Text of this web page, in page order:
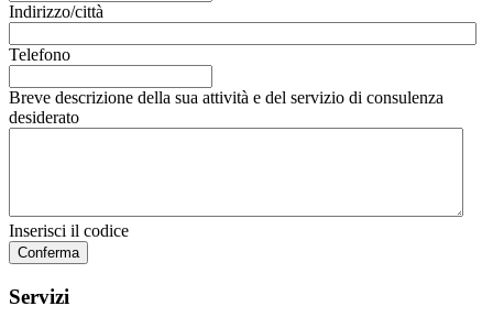
Indirizzo/città
Telefono
Breve descrizione della sua attività e del servizio di consulenza
desiderato
Inserisci il codice
Servizi